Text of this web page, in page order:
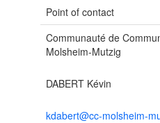
Point of contact
Communauté de
Molsheim-Mutzig
DABERT Kévin
kdabert@cc-molsheim-